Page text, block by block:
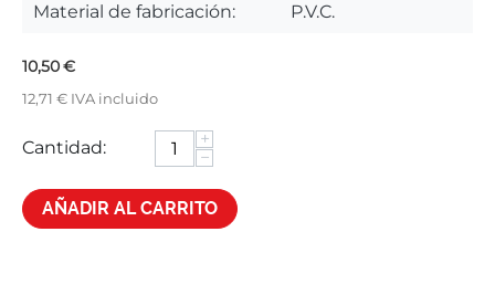
Material de fabricación: P.V.C.
10,50€
12,71 € IVA incluido
Cantidad:
+
−
AÑADIR AL CARRITO